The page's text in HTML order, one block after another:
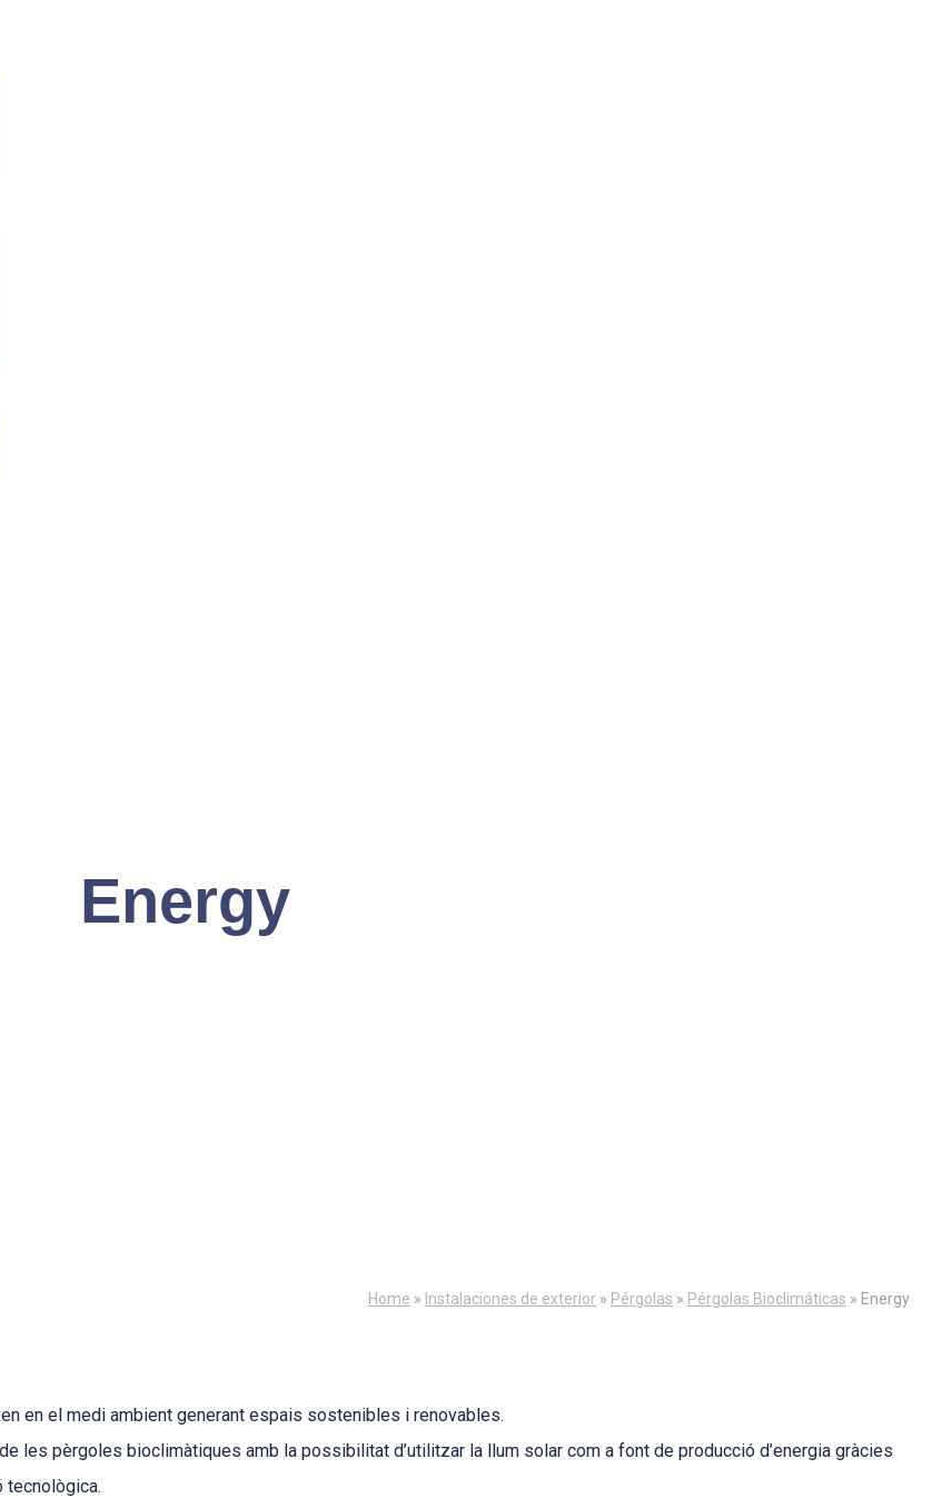
Energy
Home » Instalaciones de exterior » Pérgolas » Pérgolas Bioclimáticas » Energy
en el medi ambient generant espais sostenibles i renovables.
les pèrgoles bioclimàtiques amb la possibilitat d’utilitzar la llum solar com a font de producció d’energia gràcies
tecnològica.